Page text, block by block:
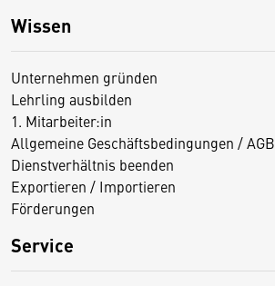
Wissen
Unternehmen gründen
Lehrling ausbilden
1. Mitarbeiter:in
Allgemeine Geschäftsbedingungen / AGB
Dienstverhältnis beenden
Exportieren / Importieren
Förderungen
Service